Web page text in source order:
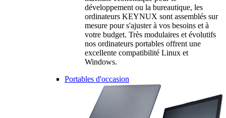
développement ou la bureautique, les
ordinateurs KEYNUX sont assemblés sur
mesure pour s'ajuster à vos besoins et à
votre budget. Très modulaires et évolutifs
nos ordinateurs portables offrent une
excellente compatibilité Linux et
Windows.
Portables d'occasion